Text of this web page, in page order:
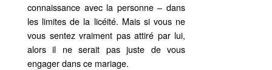
connaissance avec la personne – dans
les limites de la licéité. Mais si vous ne
vous sentez vraiment pas attiré par lui,
alors il ne serait pas juste de vous
engager dans ce mariage.